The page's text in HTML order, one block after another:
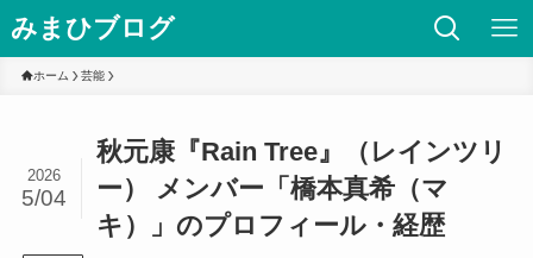
みまひブログ
ホーム 芸能
秋元康『Rain Tree』（レインツリ
ー） メンバー「橋本真希（マ
キ）」のプロフィール・経歴
2026
5/04